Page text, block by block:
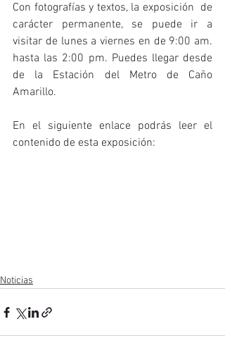
Con fotografías y textos, la exposición  de
carácter permanente, se puede ir a
visitar de lunes a viernes en de 9:00 am.
hasta las 2:00 pm. Puedes llegar desde
de la Estación del Metro de Caño
Amarillo.
En el siguiente enlace podrás leer el
contenido de esta exposición:
Noticias